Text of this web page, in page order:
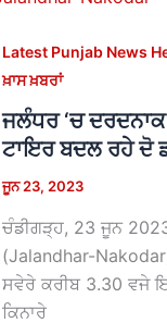
Latest Punjab News
ਖ਼ਾਸ ਖ਼ਬਰਾਂ
ਜਲੰਧਰ ‘ਚ
ਟਾਇਰ ਬਦਲ ਰਹੇ ਦੋ
ਜੂਨ 23, 2023
ਚੰਡੀਗੜ੍ਹ, 23 ਜੂਨ
(Jalandhar-
ਸਵੇਰੇ ਕਰੀਬ 3.30 ਵਜੇ
ਕਿਨਾਰੇ